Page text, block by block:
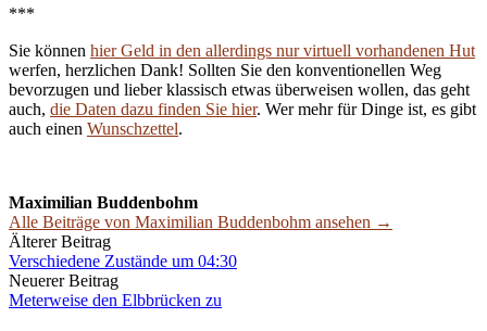
***
Sie können hier Geld in den allerdings nur virtuell vorhandenen Hut
werfen, herzlichen Dank! Sollten Sie den konventionellen Weg
bevorzugen und lieber klassisch etwas überweisen wollen, das geht
auch, die Daten dazu finden Sie hier. Wer mehr für Dinge ist, es gibt
auch einen Wunschzettel.
Maximilian Buddenbohm
Alle Beiträge von Maximilian Buddenbohm ansehen →
Beitrags-
Navigation
Älterer Beitrag
Verschiedene Zustände um 04:30
Neuerer Beitrag
Meterweise den Elbbrücken zu